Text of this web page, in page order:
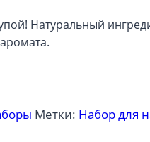
Натуральный
Метки: Набор для